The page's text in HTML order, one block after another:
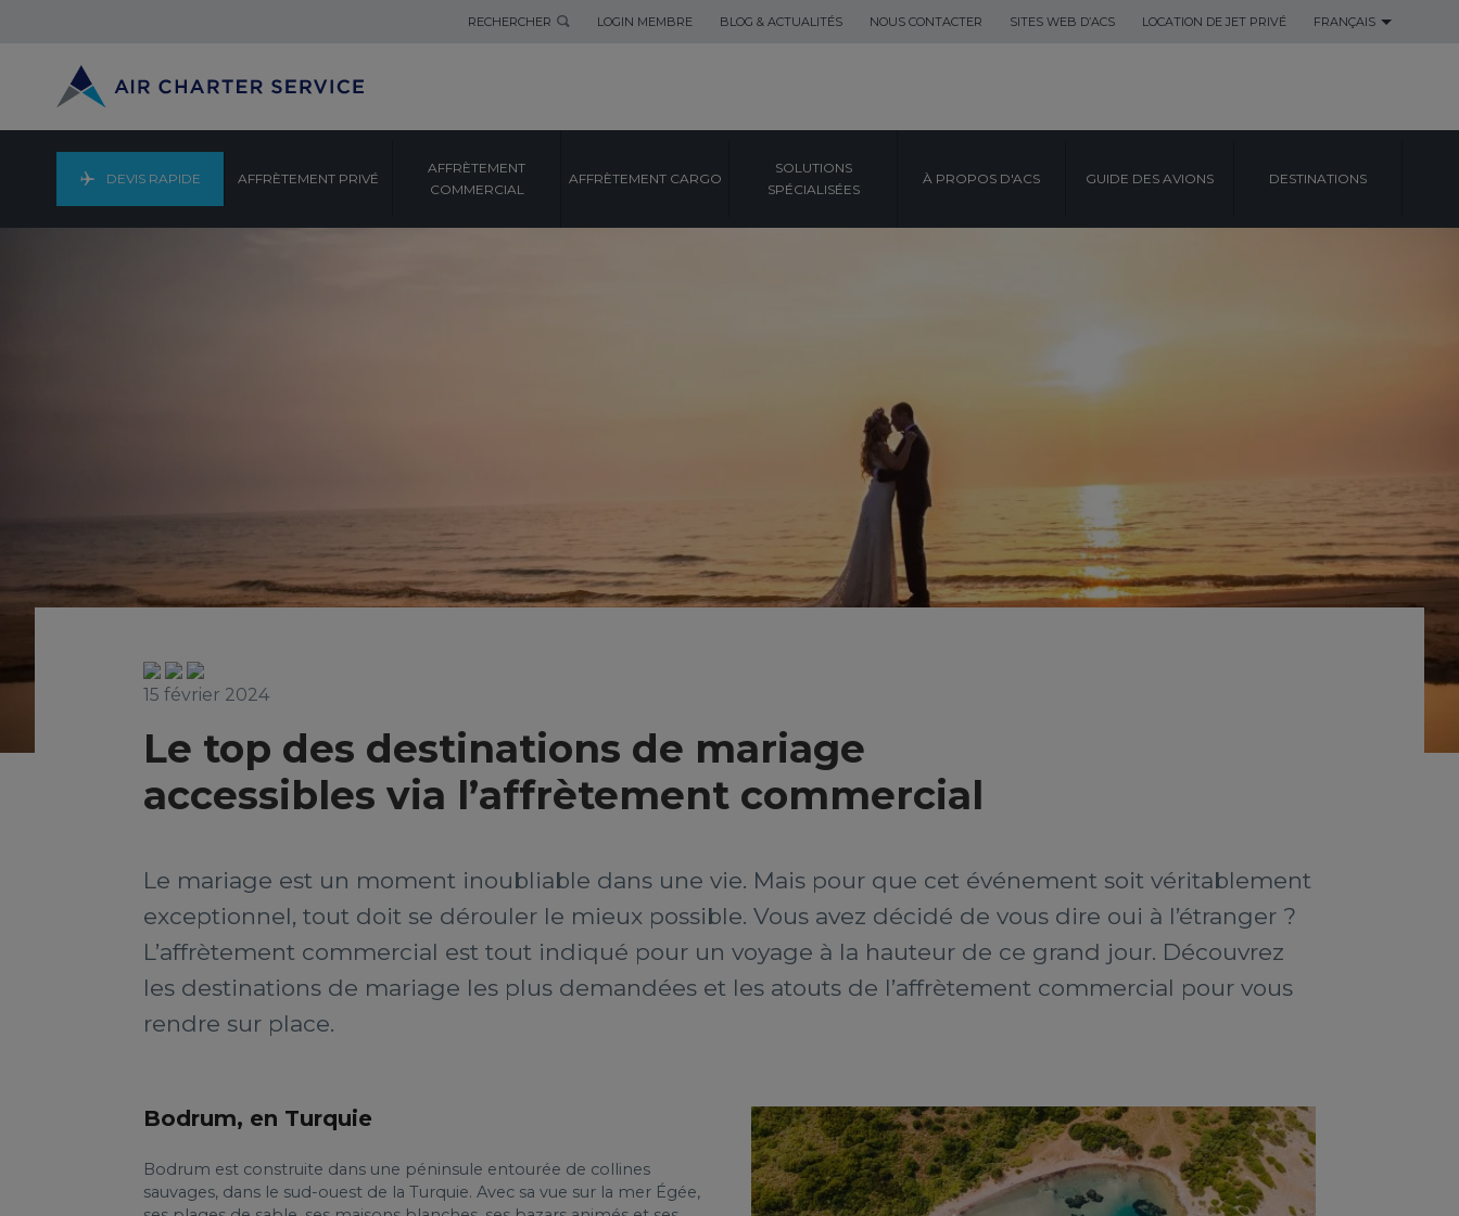
RECHERCHER LOGIN MEMBRE BLOG & ACTUALITÉS NOUS CONTACTER SITES WEB D’ACS LOCATION DE JET PRIVÉ FRANÇAIS
DEVIS RAPIDE AFFRÈTEMENT PRIVÉ
AFFRÈTEMENT
COMMERCIAL
AFFRÈTEMENT CARGO
SOLUTIONS
SPÉCIALISÉES
À PROPOS D'ACS GUIDE DES AVIONS DESTINATIONS
15 février 2024
Le top des destinations de mariage
accessibles via l’affrètement commercial
Le mariage est un moment inoubliable dans une vie. Mais pour que cet événement soit véritablement
exceptionnel, tout doit se dérouler le mieux possible. Vous avez décidé de vous dire oui à l’étranger ?
L’affrètement commercial est tout indiqué pour un voyage à la hauteur de ce grand jour. Découvrez
les destinations de mariage les plus demandées et les atouts de l’affrètement commercial pour vous
rendre sur place.
Bodrum, en Turquie
Bodrum est construite dans une péninsule entourée de collines
sauvages, dans le sud-ouest de la Turquie. Avec sa vue sur la mer Égée,